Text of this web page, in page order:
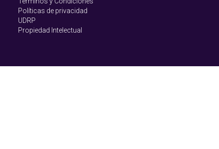
Políticas de privacidad
UDRP
Propiedad Intelectual